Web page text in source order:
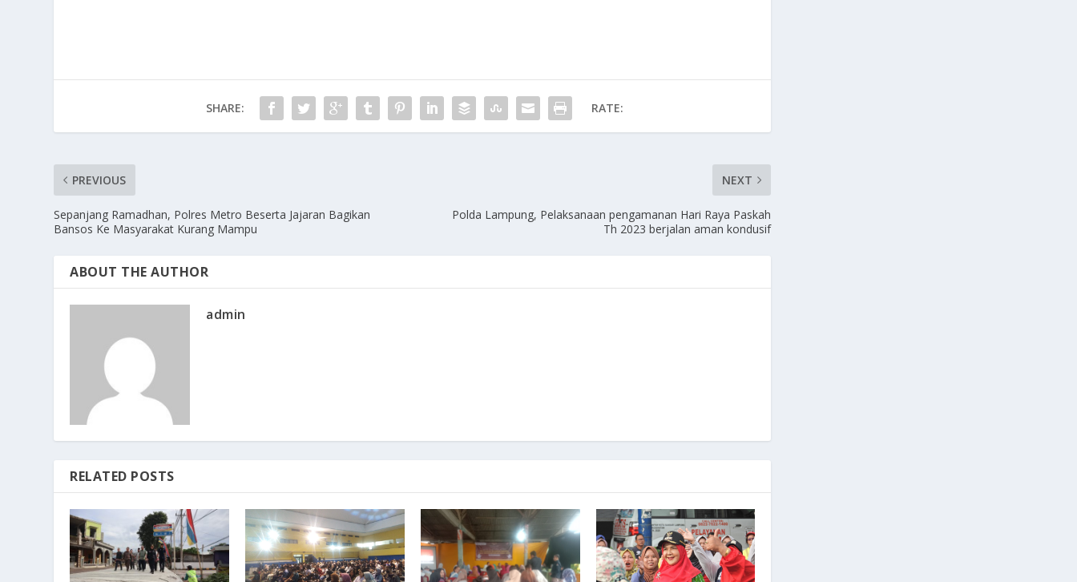
SHARE: RATE:
PREVIOUS
Sepanjang Ramadhan, Polres Metro Beserta Jajaran Bagikan
Bansos Ke Masyarakat Kurang Mampu
NEXT
Polda Lampung, Pelaksanaan pengamanan Hari Raya Paskah
Th 2023 berjalan aman kondusif
ABOUT THE AUTHOR
admin
RELATED POSTS